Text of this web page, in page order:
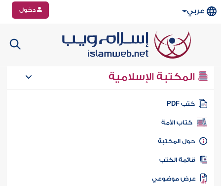
عربي دخول
المكتبة الإسلامية
كتب PDF
كتاب الأمة
المكتبة
الكتب